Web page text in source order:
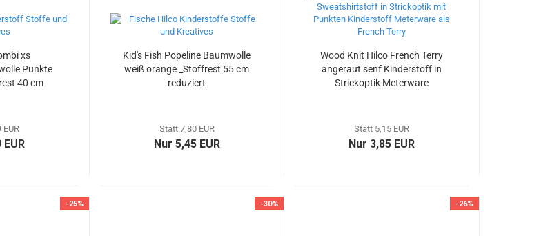
xs
Punkte
40 cm
EUR
EUR
Kid's Fish Popeline Baumwolle
weiß orange _Stoffrest 55 cm
reduziert
Statt 7,80 EUR
Nur 5,45 EUR
Wood Knit Hilco French Terry
angeraut senf Kinderstoff in
Strickoptik Meterware
Statt 5,15 EUR
Nur 3,85 EUR
-25% -30% -26%